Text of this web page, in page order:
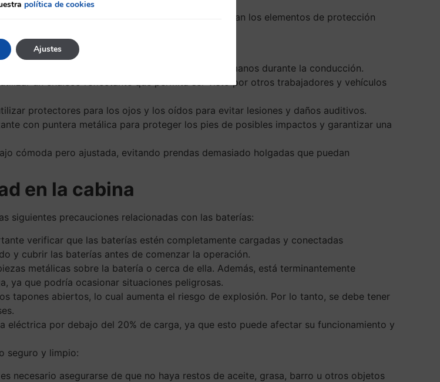
la seguridad del operario. A continuación, se detallan los elementos de protección
en caso de posibles impactos.
que permitan el movimiento adecuado de las manos durante la conducción.
un chaleco reflectante que permita ser visto por otros trabajadores y vehículos
protectores para los ojos y los oídos para evitar lesiones y daños auditivos.
con puntera metálica para proteger los pies de posibles impactos y garantizar una
cómoda pero ajustada, evitando prendas demasiado holgadas que puedan
en la cabina
siguientes precauciones relacionadas con las baterías:
verificar que las baterías estén completamente cargadas y conectadas
y cubrir las baterías antes de comenzar la operación.
metálicas sobre la batería o cerca de ella. Además, está terminantemente
ya que podría ocasionar situaciones peligrosas.
tapones abiertos, lo cual aumenta el riesgo de explosión. Por lo tanto, se debe tener
eléctrica por debajo del 20% de carga, ya que esto puede afectar su funcionamiento y
seguro y limpio:
necesario asegurarse de que no haya restos de aceite, grasa, barro u otros objetos
política de cookies
Ajustes